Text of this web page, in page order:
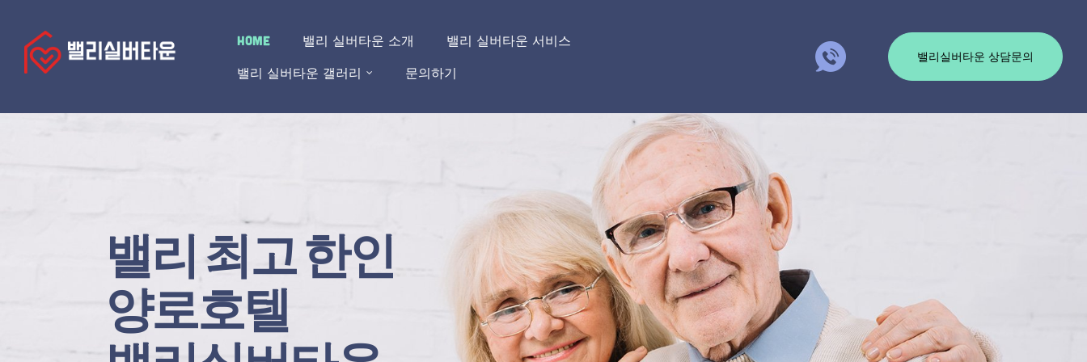
HOME 밸리 실버타운 소개 밸리 실버타운 서비스
밸리 실버타운 갤러리 문의하기
밸리실버타운 상담문의
밸리 최고 한인
양로호텔